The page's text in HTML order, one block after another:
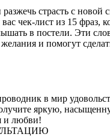
разжечь страсть с новой
чек-лист из 15 фраз,
в постели. Эти
и помогут
в мир
яркую,
и любви!